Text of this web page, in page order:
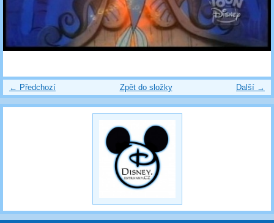
← Předchozí Další →
Zpět do složky